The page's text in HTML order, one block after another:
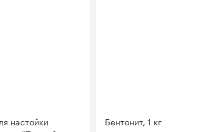
настойки
Бентонит, 1 кг